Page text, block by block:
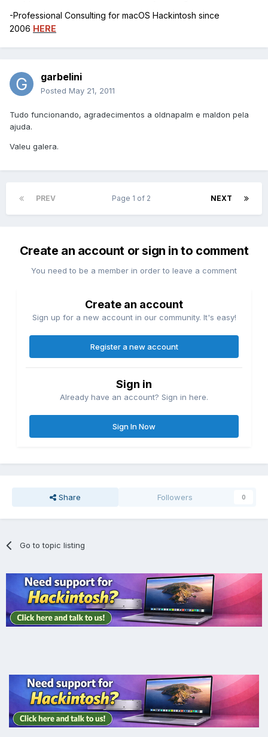
-Professional Consulting for macOS Hackintosh since
2006 HERE
garbelini
Posted May 21, 2011
Tudo funcionando, agradecimentos a oldnapalm e maldon pela
ajuda.
Valeu galera.
PREV NEXT
Page 1 of 2
Create an account or sign in to comment
You need to be a member in order to leave a comment
Create an account
Sign up for a new account in our community. It's easy!
Register a new account
Sign in
Already have an account? Sign in here.
Sign In Now
Share Followers 0
Go to topic listing